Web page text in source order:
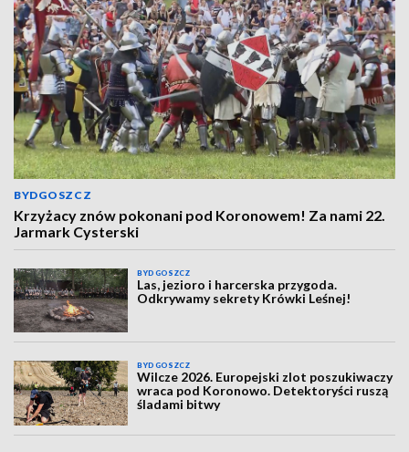
BYDGOSZCZ
Krzyżacy znów pokonani pod Koronowem! Za nami 22.
Jarmark Cysterski
BYDGOSZCZ
Las, jezioro i harcerska przygoda.
Odkrywamy sekrety Krówki Leśnej!
BYDGOSZCZ
Wilcze 2026. Europejski zlot poszukiwaczy
wraca pod Koronowo. Detektoryści ruszą
śladami bitwy